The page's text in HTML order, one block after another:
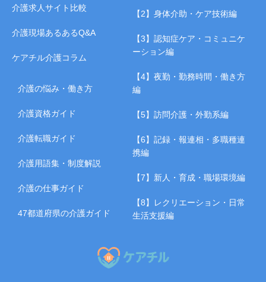
介護求人サイト比較
介護現場あるあるQ&A
ケアチル介護コラム
介護の悩み・働き方
介護資格ガイド
介護転職ガイド
介護用語集・制度解説
介護の仕事ガイド
47都道府県の介護ガイド
【2】身体介助・ケア技術編
【3】認知症ケア・コミュニケ
ーション編
【4】夜勤・勤務時間・働き方
編
【5】訪問介護・外勤系編
【6】記録・報連相・多職種連
携編
【7】新人・育成・職場環境編
【8】レクリエーション・日常
生活支援編